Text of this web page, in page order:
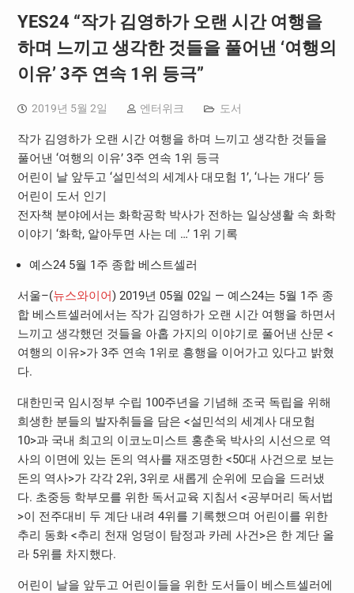
YES24 “작가 김영하가 오랜 시간 여행을
하며 느끼고 생각한 것들을 풀어낸 ‘여행의
이유’ 3주 연속 1위 등극”
2019년 5월 2일 엔터위크 도서
작가 김영하가 오랜 시간 여행을 하며 느끼고 생각한 것들을
풀어낸 ‘여행의 이유’ 3주 연속 1위 등극
어린이 날 앞두고 ‘설민석의 세계사 대모험 1’, ‘나는 개다’ 등
어린이 도서 인기
전자책 분야에서는 화학공학 박사가 전하는 일상생활 속 화학
이야기 ‘화학, 알아두면 사는 데 …’ 1위 기록
예스24 5월 1주 종합 베스트셀러
서울–(뉴스와이어) 2019년 05월 02일 — 예스24는 5월 1주 종
합 베스트셀러에서는 작가 김영하가 오랜 시간 여행을 하면서
느끼고 생각했던 것들을 아홉 가지의 이야기로 풀어낸 산문 <
여행의 이유>가 3주 연속 1위로 흥행을 이어가고 있다고 밝혔
다.
대한민국 임시정부 수립 100주년을 기념해 조국 독립을 위해
희생한 분들의 발자취들을 담은 <설민석의 세계사 대모험
10>과 국내 최고의 이코노미스트 홍춘욱 박사의 시선으로 역
사의 이면에 있는 돈의 역사를 재조명한 <50대 사건으로 보는
돈의 역사>가 각각 2위, 3위로 새롭게 순위에 모습을 드러냈
다. 초중등 학부모를 위한 독서교육 지침서 <공부머리 독서법
>이 전주대비 두 계단 내려 4위를 기록했으며 어린이를 위한
추리 동화 <추리 천재 엉덩이 탐정과 카레 사건>은 한 계단 올
라 5위를 차지했다.
어린이 날을 앞두고 어린이들을 위한 도서들이 베스트셀러에